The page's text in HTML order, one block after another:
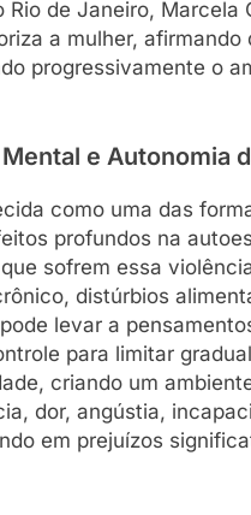
de Janeiro,
a mulher, afirmando
progressivamente o
e Autonomia
como uma das
profundos na
sofrem essa
distúrbios
levar a
para limitar
criando um
dor, angústia,
em prejuízos